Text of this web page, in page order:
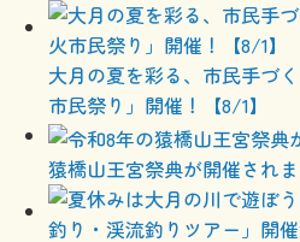
大月の夏を彩る、市民手づ
市民祭り」開催！【8/1】
猿橋山王宮祭典が開催され